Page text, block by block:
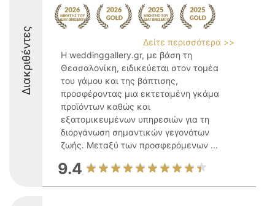
Διακριθέντες
Δείτε περισσότερα >>
Η weddinggallery.gr, με βάση τη
Θεσσαλονίκη, ειδικεύεται στον τομέα
του γάμου και της βάπτισης,
προσφέροντας μια εκτεταμένη γκάμα
προϊόντων καθώς και
εξατομικευμένων υπηρεσιών για τη
διοργάνωση σημαντικών γεγονότων
ζωής. Μεταξύ των προσφερόμενων ...
9.4